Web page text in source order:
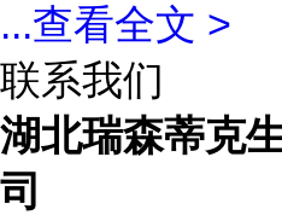
...查看全文 >
联系我们
湖北瑞森蒂克
司